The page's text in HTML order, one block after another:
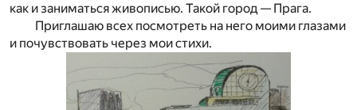
как и заниматься живописью. Такой город — Прага.
Приглашаю всех посмотреть на него моими глазами
и почувствовать через мои стихи.